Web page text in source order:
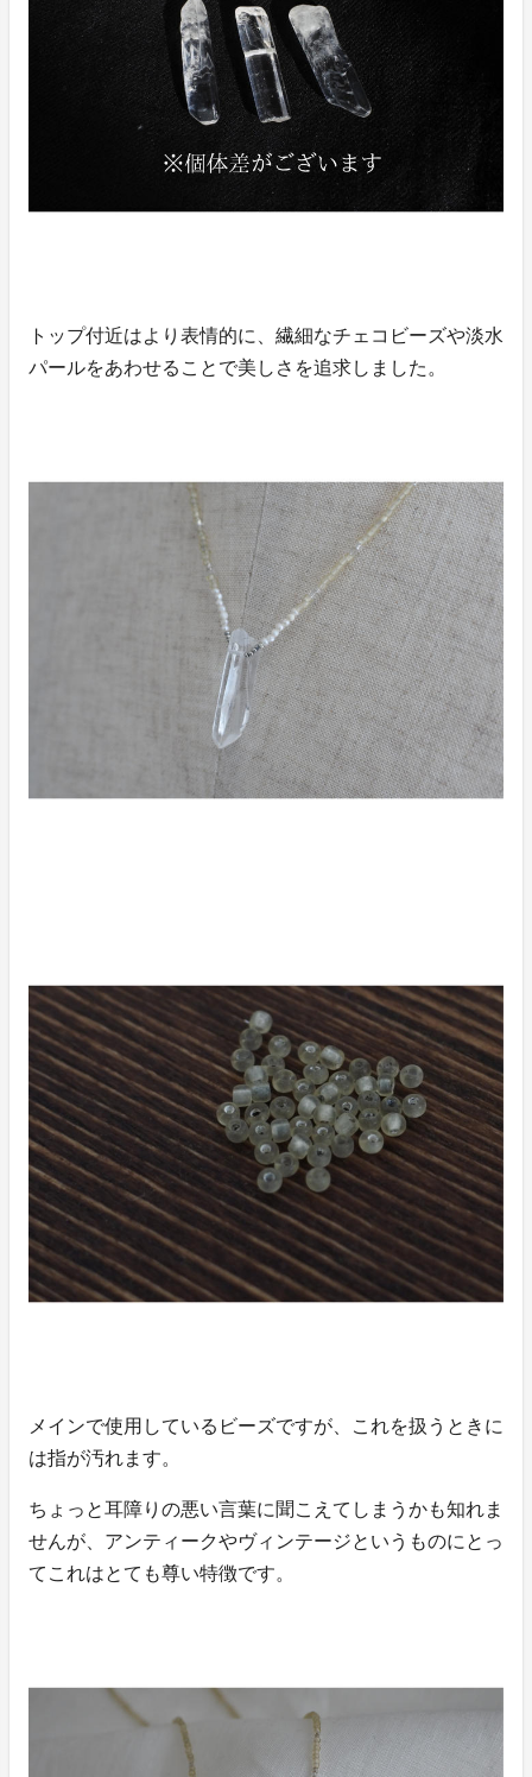
トップ付近はより表情的に、繊細なチェコビーズや淡水
パールをあわせることで美しさを追求しました。
メインで使用しているビーズですが、これを扱うときに
は指が汚れます。
ちょっと耳障りの悪い言葉に聞こえてしまうかも知れま
せんが、アンティークやヴィンテージというものにとっ
てこれはとても尊い特徴です。